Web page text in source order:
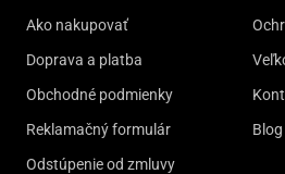
Ako nakupovať
Doprava a platba
Obchodné podmienky
Reklamačný formulár
Odstúpenie od zmluvy
Blog